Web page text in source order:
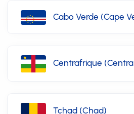
Cabo Verde (Cape
Centrafrique
Tchad (Chad)